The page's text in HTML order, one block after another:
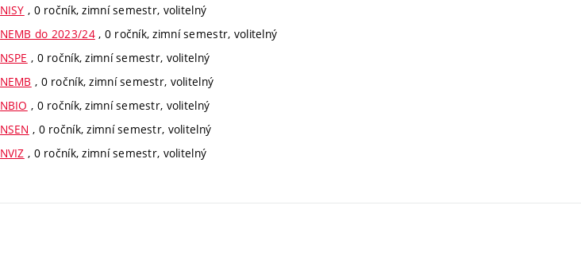
NISY , 0 ročník, zimní semestr, volitelný
NEMB do 2023/24, 0 ročník, zimní semestr, volitelný
NSPE , 0 ročník, zimní semestr, volitelný
NEMB , 0 ročník, zimní semestr, volitelný
NBIO , 0 ročník, zimní semestr, volitelný
NSEN , 0 ročník, zimní semestr, volitelný
NVIZ , 0 ročník, zimní semestr, volitelný